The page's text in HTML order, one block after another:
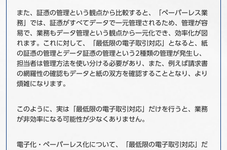
また、証憑の管理という観点から比較すると、「ペーパーレス業
務」では、証憑がすべてデータで一元管理されるため、管理が容
易で、業務もデータ管理という観点から一元化でき、効率化が図
れます。これに対して、「最低限の電子取引対応」となると、紙
の証憑の管理とデータ証憑の管理という2種類の管理が発生し、
担当者は管理方法を使い分ける必要があり、また、例えば請求書
の網羅性の確認もデータと紙の双方を確認することとなり、より
煩雑になります。
このように、実は「最低限の電子取引対応」だけを行うと、業務
が非効率になる可能性が少なくありません。
電子化・ペーパーレス化について、「最低限の電子取引対応」だ